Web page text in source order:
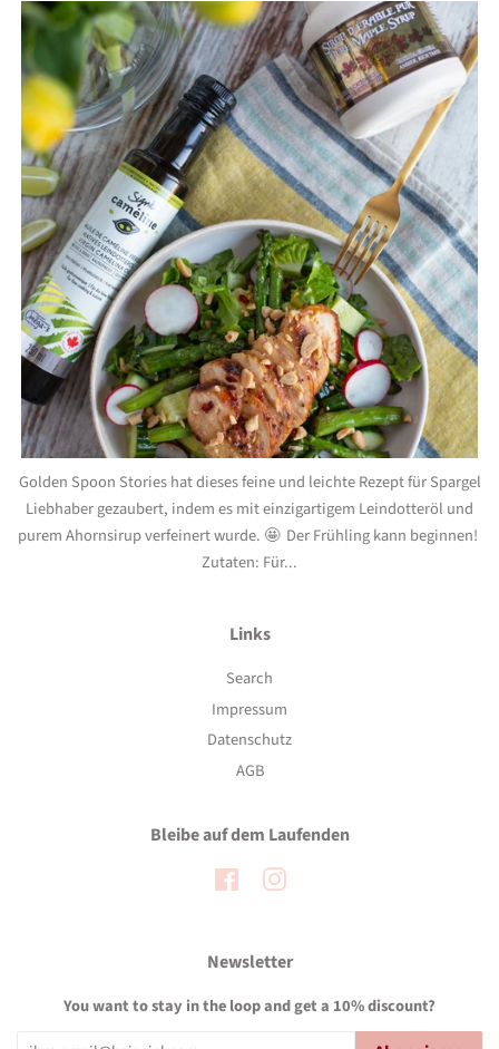
Golden Spoon Stories hat dieses feine und leichte Rezept für Spargel
Liebhaber gezaubert, indem es mit einzigartigem Leindotteröl und
purem Ahornsirup verfeinert wurde. 🤩 Der Frühling kann beginnen!
Zutaten: Für...
Links
Search
Impressum
Datenschutz
AGB
Bleibe auf dem Laufenden
FacebookInstagram
Newsletter
You want to stay in the loop and get a 10% discount?